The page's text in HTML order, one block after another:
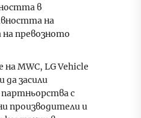
в
на
превозното
MWC, LG Vehicle
да засили
с
производители и